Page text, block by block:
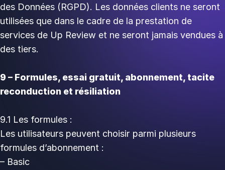
des Données (RGPD). Les données clients ne seront
utilisées que dans le cadre de la prestation de
services de Up Review et ne seront jamais vendues à
des tiers.
9 – Formules, essai gratuit, abonnement, tacite
reconduction et résiliation
9.1 Les formules :
Les utilisateurs peuvent choisir parmi plusieurs
formules d’abonnement :
– Basic